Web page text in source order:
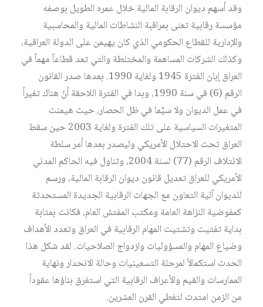
وقد أسهم ديوان الرقابة المالية خلال عمره الطويل بوصفه
مؤسسة رقابية تعنى بمراقبة النشاطات المالية والمحاسبية
والإدارية للقطاع الحكومي الذي كان يهيمن على الدولة العراقية،
وكذلك الشركات المساهمة والمختلطة والتي تعد قطاعاً مهماً في
العراق إبان الفترة 1945 ولغاية 1990. بعدها صدر القانون
الرقم (6) في سنة 1990، وبدا في الفترة اللاحقة أنّ هناك تغيراً
في عمل الديوان ولا سيَّما في ظل الحصار، حيث هيمنت
المتغيرات السياسية على تلك الفترة ولغاية 2003 حين سقط
العراق تحت الاحتلال الأمريكي وليصدر بعدها أمر سلطة
الائتلاف الرقم (77) لسنة 2004، وتناول فيه الحاكم المدني
الأمريكي للعراق تعديل قانون ديوان الرقابة المالية، ورسم
للديوان آلية التعاون مع الجهات الرقابية الجديدة المستحدثة
كمفوضية النزاهة العامة ومكتب المفتش العام، فكانت بمثابة
بداية تفتيت وتشتيت المهام الرقابية في العراق وتعدد الأهداف
وضياع المهام والمسؤوليات وازدواج الصلاحيات. لقد شكل هذا
الحدث استكمالاً لمرحلة التسعينيات وحالة الانحدار ونهاية
الممارسات والقيم والأعراف الرقابية التي استغرق بناؤها عقوداً
من الزمن امتدت لتغطي القرن العشرين.